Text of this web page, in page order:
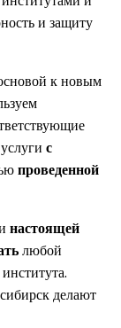
и защиту
к новым
с
проведенной
настоящей
любой
делают